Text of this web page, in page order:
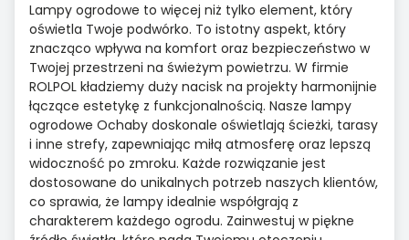
Lampy ogrodowe to więcej niż tylko element, który
oświetla Twoje podwórko. To istotny aspekt, który
znacząco wpływa na komfort oraz bezpieczeństwo w
Twojej przestrzeni na świeżym powietrzu. W firmie
ROLPOL kładziemy duży nacisk na projekty harmonijnie
łączące estetykę z funkcjonalnością. Nasze lampy
ogrodowe Ochaby doskonale oświetlają ścieżki, tarasy
i inne strefy, zapewniając miłą atmosferę oraz lepszą
widoczność po zmroku. Każde rozwiązanie jest
dostosowane do unikalnych potrzeb naszych klientów,
co sprawia, że lampy idealnie współgrają z
charakterem każdego ogrodu. Zainwestuj w piękne